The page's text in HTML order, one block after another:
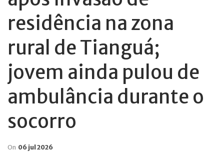
residência na zona
rural de Tianguá;
jovem ainda pulou de
ambulância durante o
socorro
On 06 jul 2026